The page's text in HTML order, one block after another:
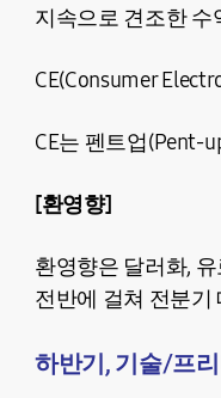
지속으로 견조한
CE(Consumer
CE는 펜트업(Pent-
[환영향]
환영향은 달러화,
전반에 걸쳐 전분기
하반기, 기술/프